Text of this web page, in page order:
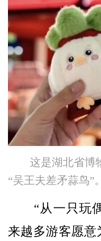
这是湖北省博
“吴王夫差矛蒜鸟”
“从一只玩偶
来越多游客愿